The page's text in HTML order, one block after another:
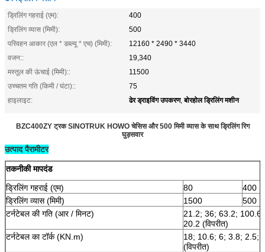
ड्रिलिंग गहराई (एम):
400
ड्रिलिंग व्यास (मिमी):
500
परिवहन आकार (एल * डब्ल्यू * एच) (मिमी):
12160 * 2490 * 3440
वजन::
19,340
मस्तूल की ऊंचाई (मिमी)::
11500
उच्चतम गति (किमी / घंटा)::
75
हाइलाइट:
ढेर ड्राइविंग उपकरण,बोरहोल ड्रिलिंग मशीन
BZC400ZY ट्रक SINOTRUK HOWO चेसिस और 500 मिमी व्यास के साथ ड्रिलिंग रिग
घुड़सवार
उत्पाद पैरामीटर
तकनीकी मापदंड
ड्रिलिंग गहराई (एम)
80
400
ड्रिलिंग व्यास (मिमी)
1500
500
टर्नटेबल की गति (आर / मिनट)
21.2; 36; 63.2;
20.2 (विपरीत)
टर्नटेबल का टॉर्क (KN.m)
18; 10.6; 6; 3.8; 2.5;
(विपरीत)